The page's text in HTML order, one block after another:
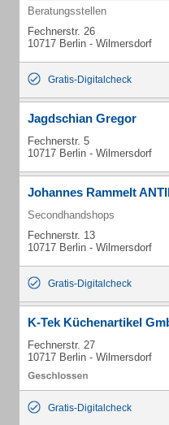
Beratungsstellen
Fechnerstr. 26
10717 Berlin - Wilmersdorf
Gratis-Digitalcheck
Jagdschian Gregor
Fechnerstr. 5
10717 Berlin - Wilmersdorf
Johannes Rammelt
Secondhandshops
Fechnerstr. 13
10717 Berlin - Wilmersdorf
Gratis-Digitalcheck
K-Tek Küchenartikel
Fechnerstr. 27
10717 Berlin - Wilmersdorf
Gratis-Digitalcheck